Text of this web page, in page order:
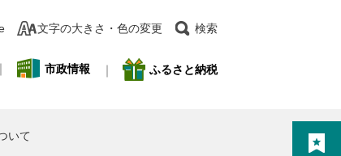
文字の大きさ・色の変更 検索
市政情報 ふるさと納税
いて